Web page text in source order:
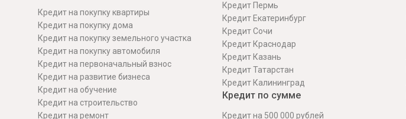
Кредит на покупку квартиры
Кредит на покупку дома
Кредит на покупку земельного участка
Кредит на покупку автомобиля
Кредит на первоначальный взнос
Кредит на развитие бизнеса
Кредит на обучение
Кредит на строительcтво
Кредит на ремонт
Кредит Пермь
Кредит Екатеринбург
Кредит Сочи
Кредит Краснодар
Кредит Казань
Кредит Татарстан
Кредит Калининград
Кредит по сумме
Кредит на 500 000 рублей